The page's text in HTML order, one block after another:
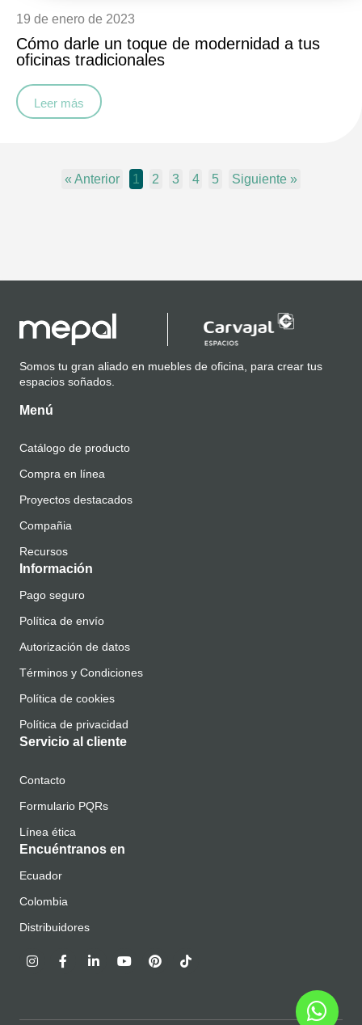
19 de enero de 2023
Cómo darle un toque de modernidad a tus
oficinas tradicionales
Leer más
« Anterior 1 2 3 4 5 Siguiente »
Somos tu gran aliado en muebles de oficina, para crear tus
espacios soñados.
Menú
Catálogo de producto
Compra en línea
Proyectos destacados
Compañia
Recursos
Información
Pago seguro
Política de envío
Autorización de datos
Términos y Condiciones
Política de cookies
Política de privacidad
Servicio al cliente
Contacto
Formulario PQRs
Línea ética
Encuéntranos en
Ecuador
Colombia
Distribuidores